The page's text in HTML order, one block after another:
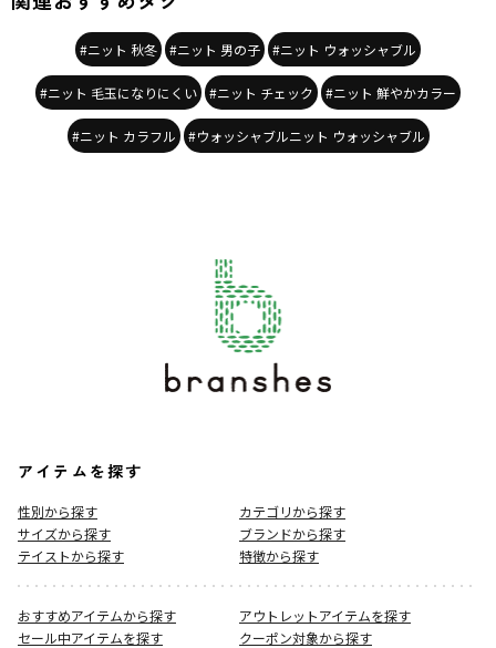
#ニット 秋冬 #ニット 男の子 #ニット ウォッシャブル
#ニット 毛玉になりにくい #ニット チェック #ニット 鮮やかカラー
#ニット カラフル #ウォッシャブルニット ウォッシャブル
アイテムを探す
性別から探す
カテゴリから探す
サイズから探す
ブランドから探す
テイストから探す
特徴から探す
おすすめアイテムから探す
アウトレットアイテムを探す
セール中アイテムを探す
クーポン対象から探す